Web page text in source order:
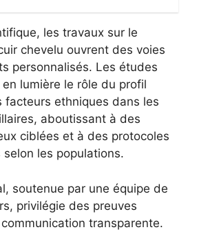
les travaux sur le
chevelu ouvrent des voies
personnalisés. Les études
lumière le rôle du profil
facteurs ethniques dans les
aboutissant à des
ciblées et à des protocoles
les populations.
soutenue par une équipe de
privilégie des preuves
transparente.